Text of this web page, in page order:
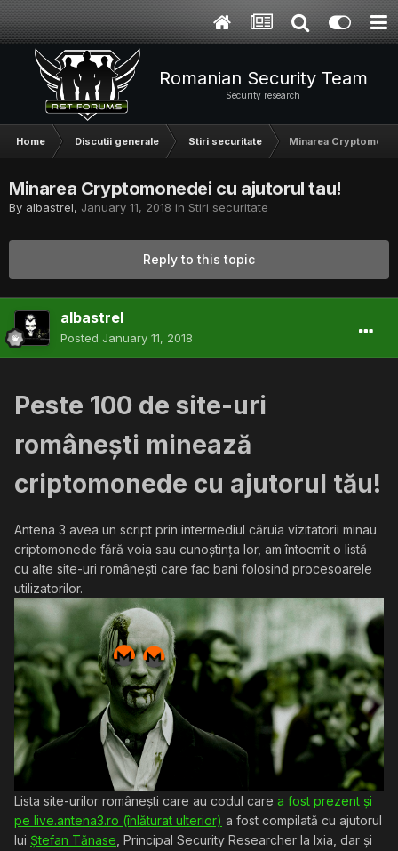
Romanian Security Team
Security research
Home Discutii generale Stiri securitate Minarea
Minarea Cryptomonedei cu ajutorul tau!
By albastrel, January 11, 2018 in Stiri securitate
Reply to this topic
albastrel
Posted January 11, 2018
Peste 100 de site-uri
românești minează
criptomonede cu ajutorul tău!
Antena 3 avea un script prin intermediul căruia vizitatorii minau
criptomonede fără voia sau cunoștința lor, am întocmit o listă
cu alte site-uri românești care fac bani folosind procesoarele
utilizatorilor.
Lista site-urilor românești care au codul care a fost prezent și
pe live.antena3.ro (înlăturat ulterior) a fost compilată cu ajutorul
lui Ștefan Tănase , Principal Security Researcher la Ixia, dar și